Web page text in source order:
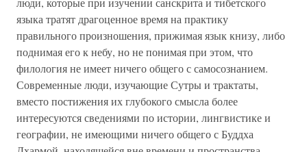
языка тратят драгоценное время на практику
правильного произношения, прижимая язык книзу, либо
поднимая его к небу, но не понимая при этом, что
филология не имеет ничего общего с самосознанием.
Современные люди, изучающие Сутры и трактаты,
вместо постижения их глубокого смысла более
интересуются сведениями по истории, лингвистике и
географии, не имеющими ничего общего с Буддха